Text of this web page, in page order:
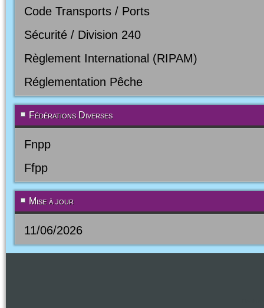
Code Transports / Ports
Sécurité / Division 240
Règlement International (RIPAM)
Réglementation Pêche
Fédérations Diverses
Fnpp
Ffpp
Mise à jour
11/06/2026